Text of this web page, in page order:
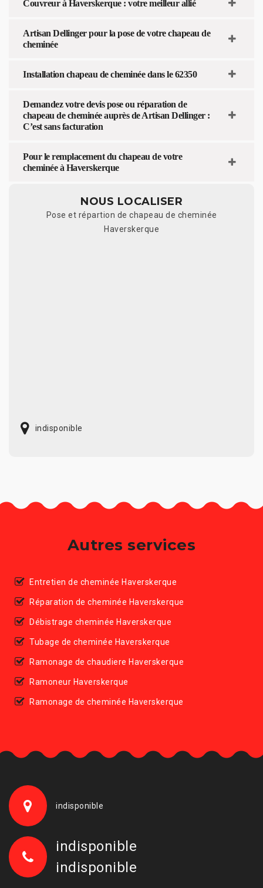
Couvreur à Haverskerque : votre meilleur allié
Artisan Dellinger pour la pose de votre chapeau de
cheminée
Installation chapeau de cheminée dans le 62350
Demandez votre devis pose ou réparation de
chapeau de cheminée auprès de Artisan Dellinger :
C’est sans facturation
Pour le remplacement du chapeau de votre
cheminée à Haverskerque
NOUS LOCALISER
Pose et répartion de chapeau de cheminée
Haverskerque
indisponible
Autres services
Entretien de cheminée Haverskerque
Réparation de cheminée Haverskerque
Débistrage cheminée Haverskerque
Tubage de cheminée Haverskerque
Ramonage de chaudiere Haverskerque
Ramoneur Haverskerque
Ramonage de cheminée Haverskerque
indisponible
indisponible
indisponible